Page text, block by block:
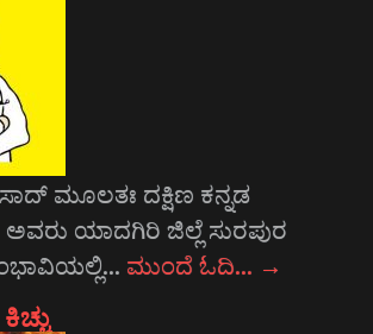
ಮೂಲತಃ ದಕ್ಷಿಣ ಕನ್ನಡ
ಯಾದಗಿರಿ ಜಿಲ್ಲೆ ಸುರಪುರ
ಮುಂದೆ ಓದಿ… →